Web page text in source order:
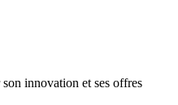
innovation et ses offres